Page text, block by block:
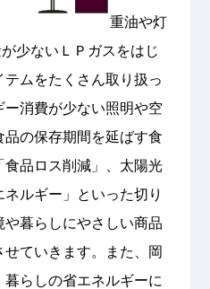
重油や灯
少ないＬＰガスをはじ
ムをたくさん取り扱っ
消費が少ない照明や空
の保存期間を延ばす食
品ロス削減」、太陽光
ルギー」といった切り
暮らしにやさしい商品
ていきます。また、岡
らしの省エネルギーに